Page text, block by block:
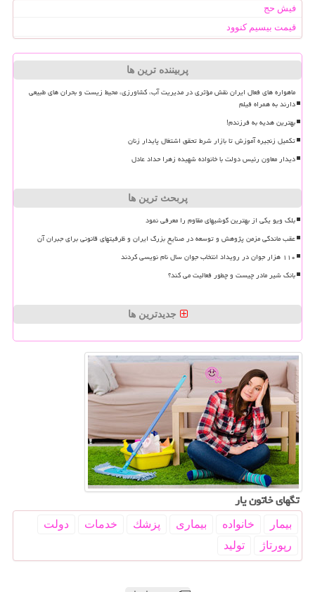
فیش حج
قیمت بیسیم کنوود
پربیننده ترین ها
ماهواره های فعال ایران نقش مؤثری در مدیریت آب، کشاورزی، محیط زیست و بحران های طبیعی
دارند به همراه فیلم
بهترین هدیه به فرزندم!
تکمیل زنجیره آموزش تا بازار شرط تحقق اشتغال پایدار زنان
دیدار معاون رئیس دولت با خانواده شهیده زهرا حداد عادل
پربحث ترین ها
بلک ویو یکی از بهترین گوشیهای مقاوم را معرفی نمود
عقب ماندگی مزمن پژوهش و توسعه در صنایع بزرگ ایران و ظرفیتهای قانونی برای جبران آن
۱۱۰ هزار جوان در رویداد انتخاب جوان سال نام نویسی کردند
بانک شیر مادر چیست و چطور فعالیت می کند؟
جدیدترین ها
تگهای خاتون یار
بیمار خانواده بیماری پزشك خدمات
دولت
رپورتاژ
تولید